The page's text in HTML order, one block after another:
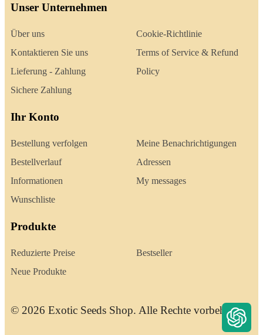
Unser Unternehmen
Über uns
Kontaktieren Sie uns
Lieferung - Zahlung
Sichere Zahlung
Cookie-Richtlinie
Terms of Service & Refund
Policy
Ihr Konto
Bestellung verfolgen
Bestellverlauf
Informationen
Wunschliste
Meine Benachrichtigungen
Adressen
My messages
Produkte
Reduzierte Preise
Neue Produkte
Bestseller
© 2026 Exotic Seeds Shop. Alle Rechte vorbehalten.